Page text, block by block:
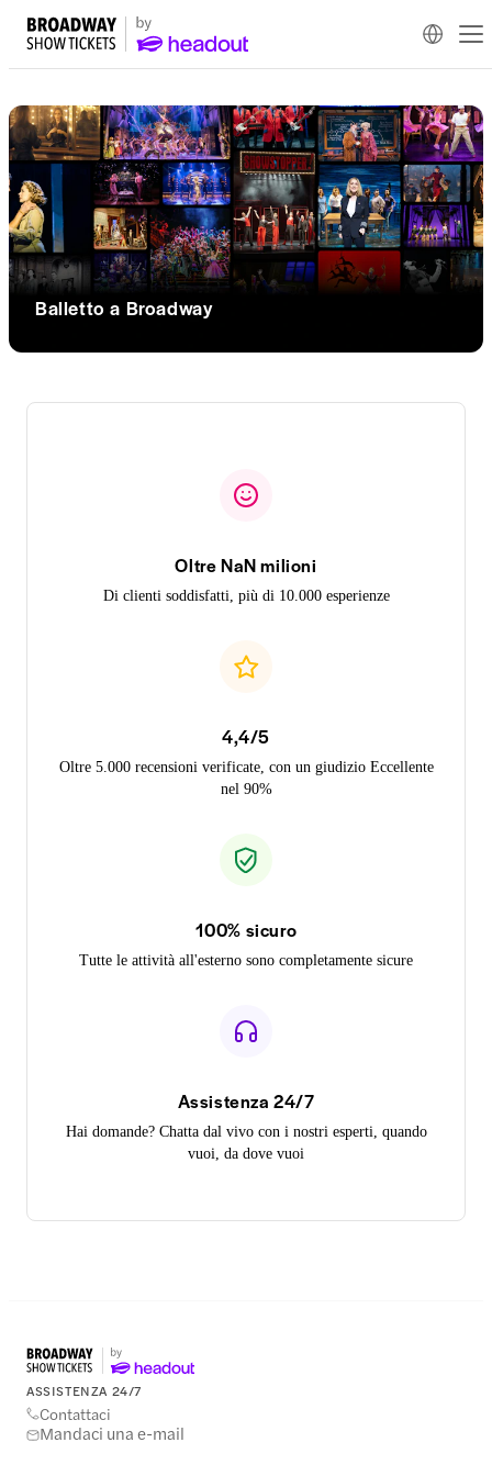
Balletto a Broadway
Oltre NaN milioni
Di clienti soddisfatti, più di 10.000 esperienze
4,4/5
Oltre 5.000 recensioni verificate, con un giudizio Eccellente
nel 90%
100% sicuro
Tutte le attività all'esterno sono completamente sicure
Assistenza 24/7
Hai domande? Chatta dal vivo con i nostri esperti, quando
vuoi, da dove vuoi
ASSISTENZA 24/7
Contattaci
Mandaci una e-mail